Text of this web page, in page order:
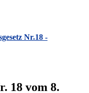
Nr.18 -
18 vom 8.